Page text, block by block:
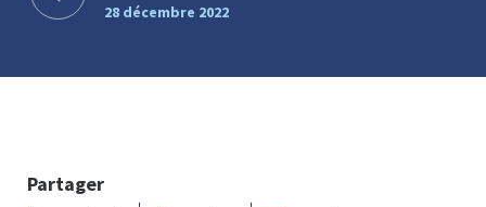
28 décembre 2022
Partager